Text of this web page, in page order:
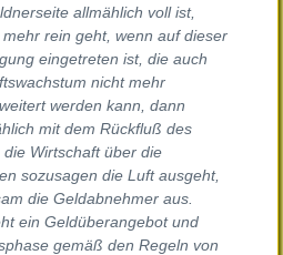
allmählich voll ist,
rein geht, wenn auf dieser
eingetreten ist, die auch
nicht mehr
werden kann, dann
mit dem Rückfluß des
Wirtschaft über die
sozusagen die Luft ausgeht,
die Geldabnehmer aus.
ein Geldüberangebot und
gemäß den Regeln von